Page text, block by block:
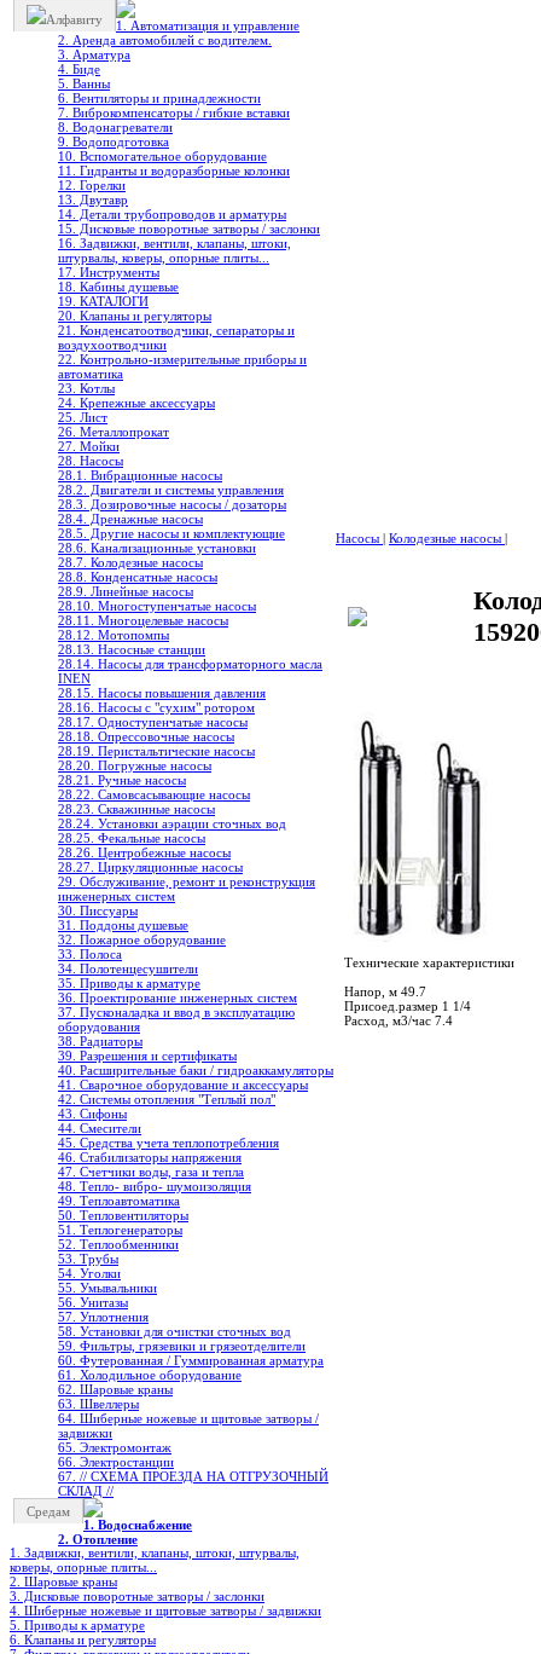
Алфавиту
1. Автоматизация и управление
2. Аренда автомобилей с водителем.
3. Арматура
4. Биде
5. Ванны
6. Вентиляторы и принадлежности
7. Виброкомпенсаторы / гибкие вставки
8. Водонагреватели
9. Водоподготовка
10. Вспомогательное оборудование
11. Гидранты и водоразборные колонки
12. Горелки
13. Двутавр
14. Детали трубопроводов и арматуры
15. Дисковые поворотные затворы / заслонки
16. Задвижки, вентили, клапаны, штоки,
штурвалы, коверы, опорные плиты...
17. Инструменты
18. Кабины душевые
19. КАТАЛОГИ
20. Клапаны и регуляторы
21. Конденсатоотводчики, сепараторы и
воздухоотводчики
22. Контрольно-измерительные приборы и
автоматика
23. Котлы
24. Крепежные аксессуары
25. Лист
26. Металлопрокат
27. Мойки
28. Насосы
28.1. Вибрационные насосы
28.2. Двигатели и системы управления
28.3. Дозировочные насосы / дозаторы
28.4. Дренажные насосы
28.5. Другие насосы и комплектующие
28.6. Канализационные установки
28.7. Колодезные насосы
28.8. Конденсатные насосы
28.9. Линейные насосы
28.10. Многоступенчатые насосы
28.11. Многоцелевые насосы
28.12. Мотопомпы
28.13. Насосные станции
28.14. Насосы для трансформаторного масла
INEN
28.15. Насосы повышения давления
28.16. Насосы с "сухим" ротором
28.17. Одноступенчатые насосы
28.18. Опрессовочные насосы
28.19. Перистальтические насосы
28.20. Погружные насосы
28.21. Ручные насосы
28.22. Самовсасывающие насосы
28.23. Скважинные насосы
28.24. Установки аэрации сточных вод
28.25. Фекальные насосы
28.26. Центробежные насосы
28.27. Циркуляционные насосы
29. Обслуживание, ремонт и реконструкция
инженерных систем
30. Писсуары
31. Поддоны душевые
32. Пожарное оборудование
33. Полоса
34. Полотенцесушители
35. Приводы к арматуре
36. Проектирование инженерных систем
37. Пусконаладка и ввод в эксплуатацию
оборудования
38. Радиаторы
39. Разрешения и сертификаты
40. Расширительные баки / гидроаккамуляторы
41. Сварочное оборудование и аксессуары
42. Системы отопления "Теплый пол"
43. Сифоны
44. Смесители
45. Средства учета теплопотребления
46. Стабилизаторы напряжения
47. Счетчики воды, газа и тепла
48. Тепло- вибро- шумоизоляция
49. Теплоавтоматика
50. Тепловентиляторы
51. Теплогенераторы
52. Теплообменники
53. Трубы
54. Уголки
55. Умывальники
56. Унитазы
57. Уплотнения
58. Установки для очистки сточных вод
59. Фильтры, грязевики и грязеотделители
60. Футерованная / Гуммированная арматура
61. Холодильное oборудование
62. Шаровые краны
63. Швеллеры
64. Шиберные ножевые и щитовые затворы /
задвижки
65. Электромонтаж
66. Электростанции
67. // СХЕМА ПРОЕЗДА НА ОТГРУЗОЧНЫЙ
СКЛАД //
Средам
1. Водоснабжение
2. Отопление
1. Задвижки, вентили, клапаны, штоки, штурвалы,
коверы, опорные плиты...
2. Шаровые краны
3. Дисковые поворотные затворы / заслонки
4. Шиберные ножевые и щитовые затворы / задвижки
5. Приводы к арматуре
6. Клапаны и регуляторы
Насосы | Колодезные насосы |
Технические характеристики
Напор, м 49.7
Присоед.размер 1 1/4
Расход, м3/час 7.4